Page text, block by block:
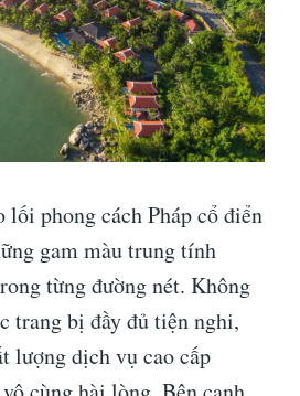
phong cách Pháp cổ điển
gam màu trung tính
từng đường nét. Không
trang bị đầy đủ tiện nghi,
lượng dịch vụ cao cấp